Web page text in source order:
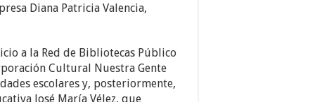
Diana Patricia Valencia,
a la Red de Bibliotecas Público
Cultural Nuestra Gente
escolares y, posteriormente,
José María Vélez, que